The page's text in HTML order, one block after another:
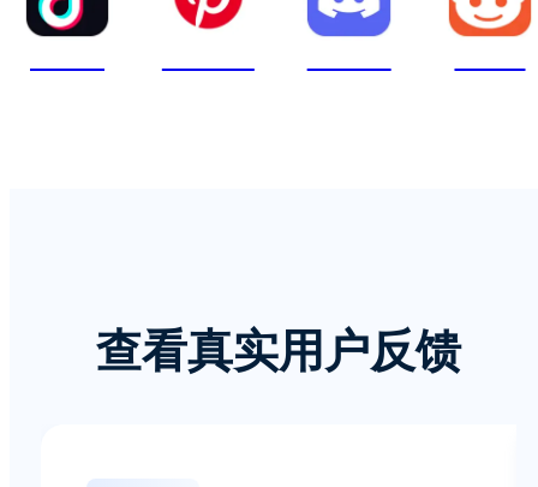
查看真实用户反馈